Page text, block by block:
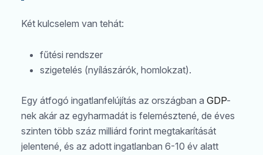
Két kulcselem van tehát:
fűtési rendszer
szigetelés (nyílászárók, homlokzat).
Egy átfogó ingatlanfelújítás az országban a GDP-
nek akár az egyharmadát is felemésztené, de éves
szinten több száz milliárd forint megtakarítását
jelentené, és az adott ingatlanban 6-10 év alatt